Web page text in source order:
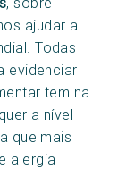
ajudar a
Todas
evidenciar
tem na
a nível
que mais
alergia